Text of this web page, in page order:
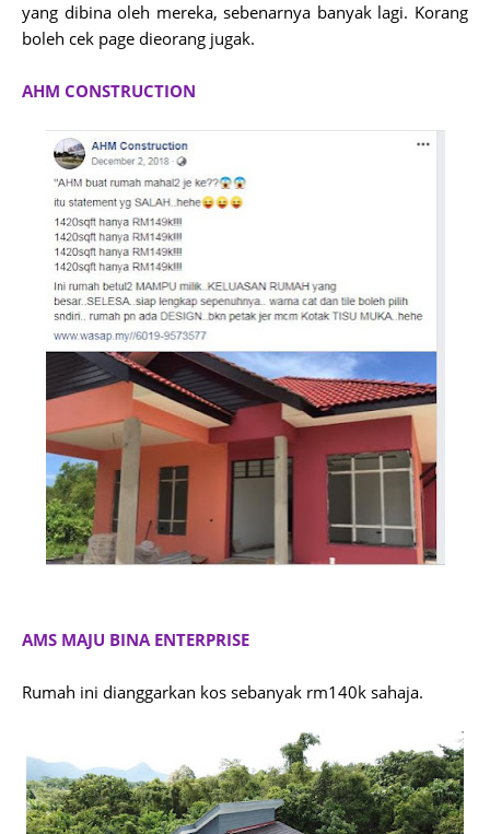
yang dibina oleh mereka, sebenarnya banyak lagi. Korang
boleh cek page dieorang jugak.
AHM CONSTRUCTION
AMS MAJU BINA ENTERPRISE
Rumah ini dianggarkan kos sebanyak rm140k sahaja.